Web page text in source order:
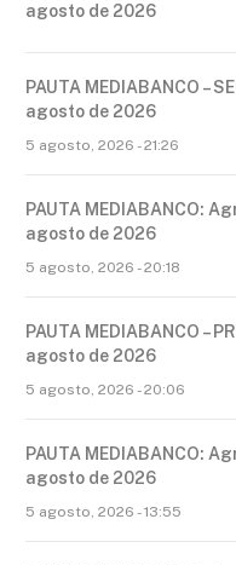
agosto de 2026
PAUTA MEDIABANCO –
agosto de 2026
5 agosto, 2026 - 21:26
PAUTA MEDIABANCO:
agosto de 2026
5 agosto, 2026 - 20:18
PAUTA MEDIABANCO –
agosto de 2026
5 agosto, 2026 - 20:06
PAUTA MEDIABANCO:
agosto de 2026
5 agosto, 2026 - 13:55